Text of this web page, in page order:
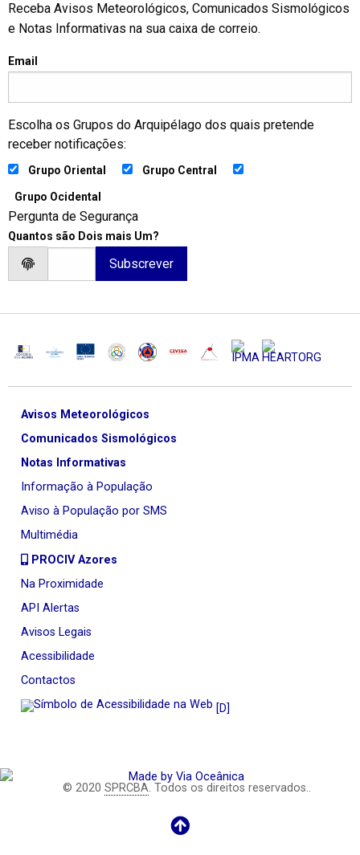
Receba Avisos Meteorológicos, Comunicados Sismológicos
e Notas Informativas na sua caixa de correio.
Email
Escolha os Grupos do Arquipélago dos quais pretende
receber notificações:
Grupo Oriental Grupo Central
Grupo Ocidental
Pergunta de Segurança
Quantos são Dois mais Um?
Avisos Meteorológicos
Comunicados Sismológicos
Notas Informativas
Informação à População
Aviso à População por SMS
Multimédia
PROCIV Azores
Na Proximidade
API Alertas
Avisos Legais
Acessibilidade
Contactos
[D]
© 2020 SPRCBA. Todos os direitos reservados..